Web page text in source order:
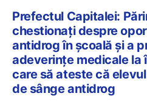
Prefectul Capitalei:
chestionaţi despre
antidrog în şcoală și a
adeverinţe medicale la
care să ateste că
de sânge antidrog